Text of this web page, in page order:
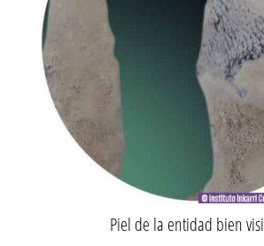
Piel de la entidad bien